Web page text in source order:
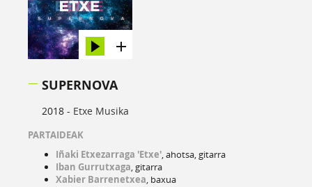
SUPERNOVA
2018 - Etxe Musika
PARTAIDEAK
Iñaki Etxezarraga 'Etxe', ahotsa, gitarra
Iban Gurrutxaga, gitarra
Xabier Barrenetxea, baxua